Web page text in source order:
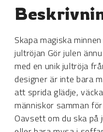
Skapa magiska
jultröjan Gör julen
med en unik jultröja
designer är inte bara
att sprida glädje,
människor samman
Oavsett om du ska